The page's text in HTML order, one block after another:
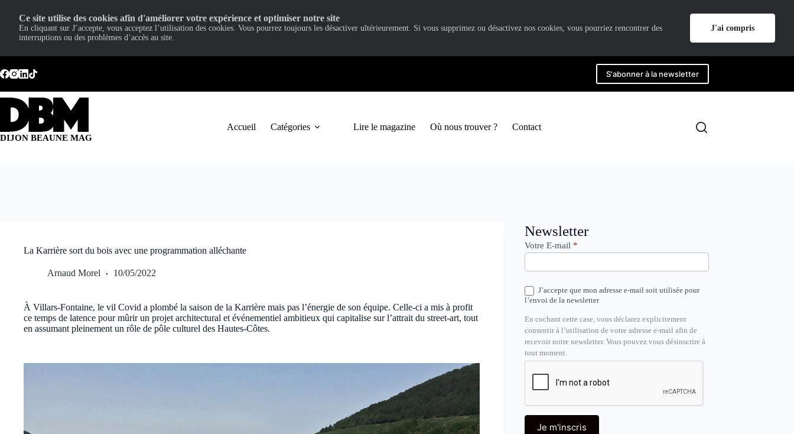
au
contenu
S'abonner à la newsletter
DIJON BEAUNE MAG
Accueil Catégories Lire le magazine Où nous trouver ? Contact
La Karrière sort du bois avec une programmation alléchante
Arnaud Morel 10/05/2022
À Villars-Fontaine, le vil Covid a plombé la saison de la Karrière mais pas l’énergie de son équipe. Celle-ci a mis à profit
ce temps de latence pour mûrir un projet architectural et événementiel ambitieux qui capitalise sur l’attrait du street-art, tout
en assumant pleinement un rôle de pôle culturel des Hautes-Côtes.
Newsletter
Newsletter
Votre E-mail *
J’accepte que mon adresse e-mail soit utilisée pour
l’envoi de la newsletter
En cochant cette case, vous déclarez explicitement
consentir à l’utilisation de votre adresse e-mail afin de
recevoir notre newsletter. Vous pouvez vous désinscrire à
tout moment.
Je m'inscris
Ce site utilise des cookies afin d'améliorer votre expérience et optimiser notre site
En cliquant sur J’accepte, vous acceptez l’utilisation des cookies. Vous pourrez toujours les désactiver ultérieurement. Si vous supprimez ou désactivez nos cookies, vous pourriez rencontrer des
interruptions ou des problèmes d’accès au site.
J'ai compris